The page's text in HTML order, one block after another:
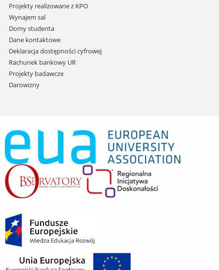
Projekty realizowane z KPO
Wynajem sal
Domy studenta
Dane kontaktowe
Deklaracja dostępności cyfrowej
Rachunek bankowy UR
Projekty badawcze
Darowizny